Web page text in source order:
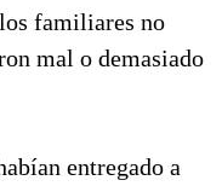
familiares no
mal o demasiado
entregado a